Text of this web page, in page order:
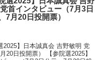
首インタビュー（7月3日
7月20日投開票）
】日本誠真会 吉野敏明 党
20日投開票） 【参院選2025】